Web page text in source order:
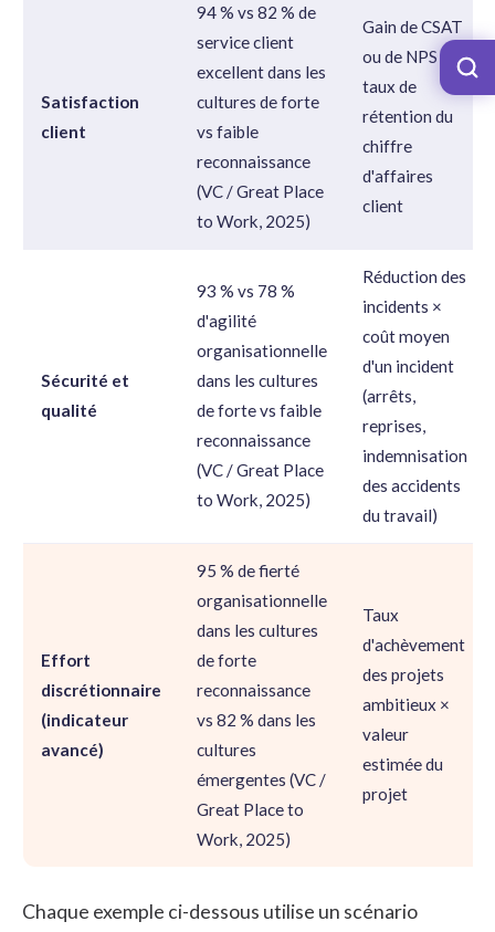
Satisfaction
client
94 % vs 82 % de
service client
excellent dans les
cultures de forte
vs faible
reconnaissance
(VC / Great Place
to Work, 2025)
Gain de CSAT
ou de NPS ×
taux de
rétention du
chiffre
d'affaires
client
Sécurité et
qualité
93 % vs 78 %
d'agilité
organisationnelle
dans les cultures
de forte vs faible
reconnaissance
(VC / Great Place
to Work, 2025)
Réduction des
incidents ×
coût moyen
d'un incident
(arrêts,
reprises,
indemnisation
des accidents
du travail)
Effort
discrétionnaire
(indicateur
avancé)
95 % de fierté
organisationnelle
dans les cultures
de forte
reconnaissance
vs 82 % dans les
cultures
émergentes (VC /
Great Place to
Work, 2025)
Taux
d'achèvement
des projets
ambitieux ×
valeur
estimée du
projet
Chaque exemple ci-dessous utilise un scénario